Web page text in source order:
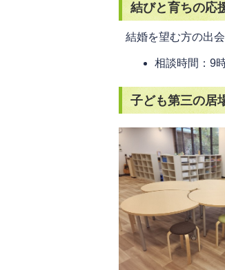
結びと育ちの応
結婚を望む方の出
相談時間：9
子ども第三の居